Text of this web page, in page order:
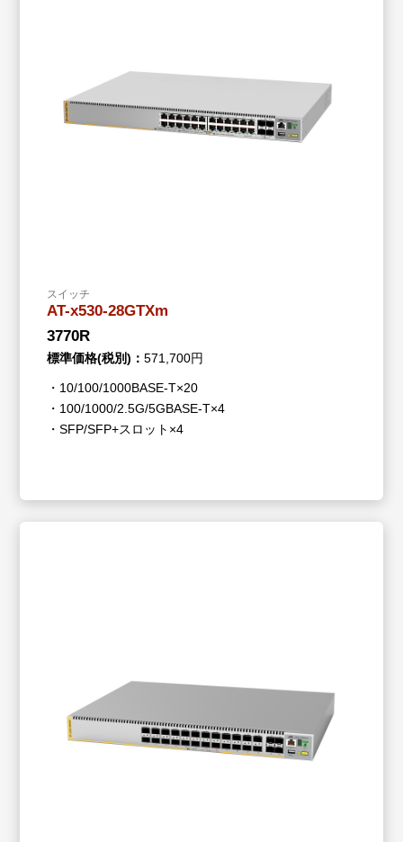
スイッチ
AT-x530-28GTXm
3770R
標準価格(税別)：571,700円
・10/100/1000BASE-T×20
・100/1000/2.5G/5GBASE-T×4
・SFP/SFP+スロット×4